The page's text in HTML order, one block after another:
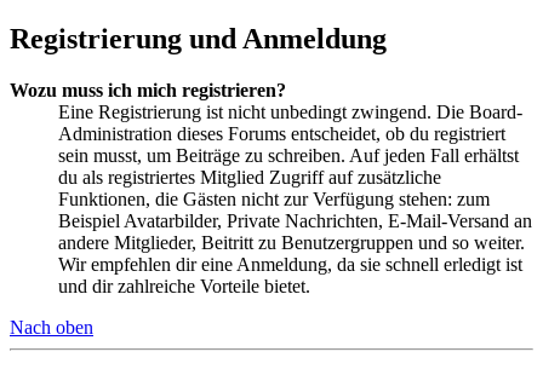
Registrierung und Anmeldung
Wozu muss ich mich registrieren?
Eine Registrierung ist nicht unbedingt zwingend. Die Board-
Administration dieses Forums entscheidet, ob du registriert
sein musst, um Beiträge zu schreiben. Auf jeden Fall erhältst
du als registriertes Mitglied Zugriff auf zusätzliche
Funktionen, die Gästen nicht zur Verfügung stehen: zum
Beispiel Avatarbilder, Private Nachrichten, E-Mail-Versand an
andere Mitglieder, Beitritt zu Benutzergruppen und so weiter.
Wir empfehlen dir eine Anmeldung, da sie schnell erledigt ist
und dir zahlreiche Vorteile bietet.
Nach oben